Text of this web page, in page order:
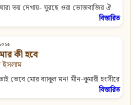
ভয় দেখায়- ঘুরছে ওরা ভোজবাজির ঐ
বিস্তারিত
কী হবে
ভেবে মোর ব্যাকুল মন! মীন-কুমারী হংসীরে
বিস্তারিত